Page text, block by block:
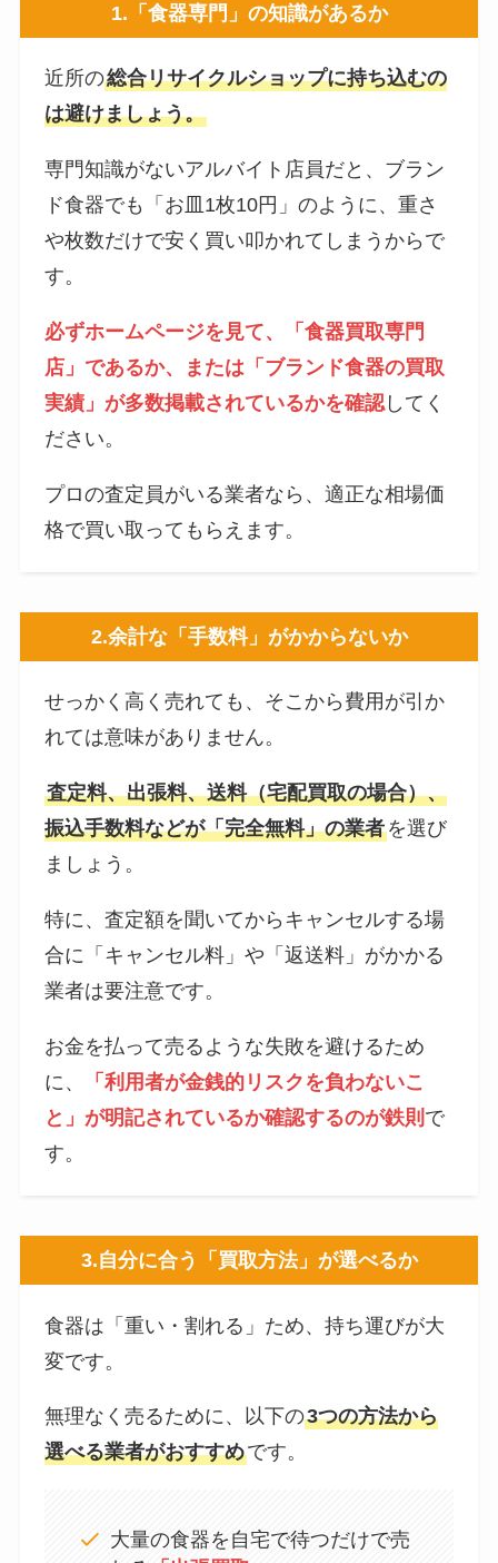
1.「食器専門」の知識があるか
近所の総合リサイクルショップに持ち込むの
は避けましょう。
専門知識がないアルバイト店員だと、ブラン
ド食器でも「お皿1枚10円」のように、重さ
や枚数だけで安く買い叩かれてしまうからで
す。
必ずホームページを見て、「食器買取専門
店」であるか、または「ブランド食器の買取
実績」が多数掲載されているかを確認 してく
ださい。
プロの査定員がいる業者なら、適正な相場価
格で買い取ってもらえます。
2.余計な「手数料」がかからないか
せっかく高く売れても、そこから費用が引か
れては意味がありません。
査定料、出張料、送料（宅配買取の場合）、
振込手数料などが「完全無料」の業者を選び
ましょう。
特に、査定額を聞いてからキャンセルする場
合に「キャンセル料」や「返送料」がかかる
業者は要注意です。
お金を払って売るような失敗を避けるため
に、
「利用者が金銭的リスクを負わないこ
と」が明記されているか確認するのが鉄則 で
す。
3.自分に合う「買取方法」が選べるか
食器は「重い・割れる」ため、持ち運びが大
変です。
無理なく売るために、以下の3つの方法から
選べる業者がおすすめです。
大量の食器を自宅で待つだけで売